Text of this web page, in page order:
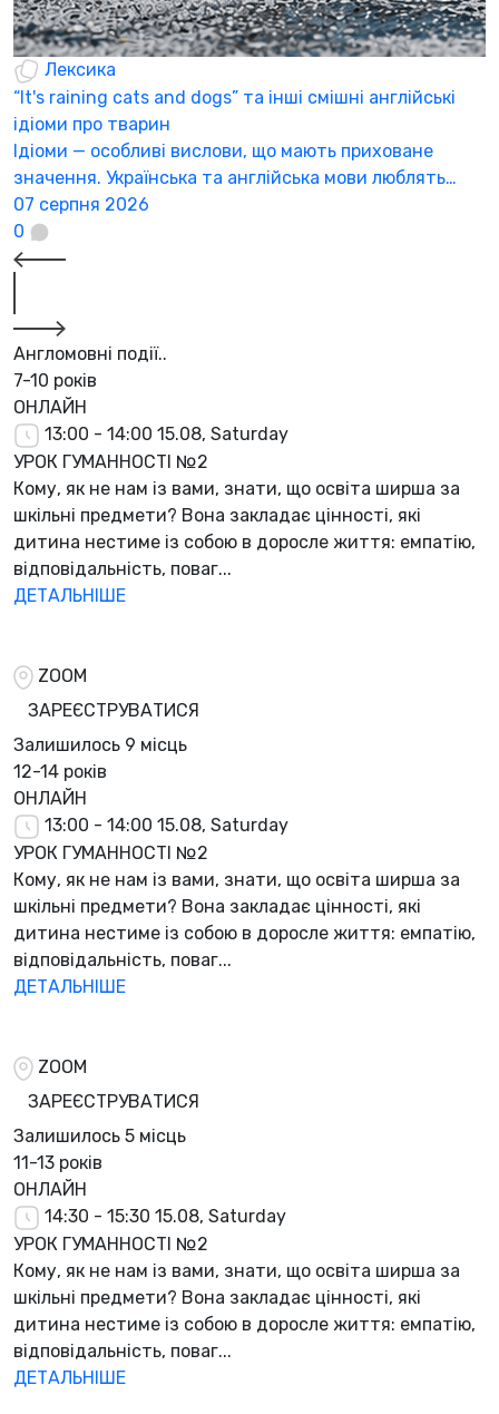
Лексика
“It's raining cats and dogs” та інші смішні англійські
ідіоми про тварин
Ідіоми — особливі вислови, що мають приховане
значення. Українська та англійська мови люблять…
07 серпня 2026
0
Англомовні події..
7-10 років
ОНЛАЙН
13:00 - 14:00 15.08, Saturday
УРОК ГУМАННОСТІ №2
Кому, як не нам із вами, знати, що освіта ширша за
шкільні предмети? Вона закладає цінності, які
дитина нестиме із собою в доросле життя: емпатію,
відповідальність, поваг...
ДЕТАЛЬНІШЕ
ZOOM
ЗАРЕЄСТРУВАТИСЯ
Залишилось 9 місць
12-14 років
ОНЛАЙН
13:00 - 14:00 15.08, Saturday
УРОК ГУМАННОСТІ №2
Кому, як не нам із вами, знати, що освіта ширша за
шкільні предмети? Вона закладає цінності, які
дитина нестиме із собою в доросле життя: емпатію,
відповідальність, поваг...
ДЕТАЛЬНІШЕ
ZOOM
ЗАРЕЄСТРУВАТИСЯ
Залишилось 5 місць
11-13 років
ОНЛАЙН
14:30 - 15:30 15.08, Saturday
УРОК ГУМАННОСТІ №2
Кому, як не нам із вами, знати, що освіта ширша за
шкільні предмети? Вона закладає цінності, які
дитина нестиме із собою в доросле життя: емпатію,
відповідальність, поваг...
ДЕТАЛЬНІШЕ